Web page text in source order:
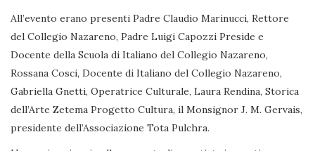
All’evento erano presenti Padre Claudio Marinucci, Rettore
del Collegio Nazareno, Padre Luigi Capozzi Preside e
Docente della Scuola di Italiano del Collegio Nazareno,
Rossana Cosci, Docente di Italiano del Collegio Nazareno,
Gabriella Gnetti, Operatrice Culturale, Laura Rendina, Storica
dell’Arte Zetema Progetto Cultura, il Monsignor J. M. Gervais,
presidente dell’Associazione Tota Pulchra.